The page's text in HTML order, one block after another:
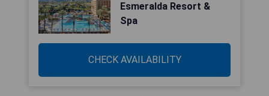
Esmeralda Resort &
Spa
CHECK AVAILABILITY